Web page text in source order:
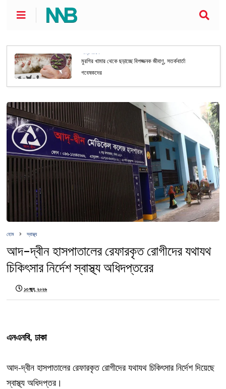
মুরগির খামার থেকে ছড়াচ্ছে বিপজ্জনক জীবাণু, সতর্কবার্তা
গবেষকদের
হোম স্বাস্থ্য
আদ-দ্বীন হাসপাতালের রেফারকৃত রোগীদের যথাযথ
চিকিৎসার নির্দেশ স্বাস্থ্য অধিদপ্তরের
১৩ জুন, ২০২৬
এনএনবি, ঢাকা
আদ-দ্বীন হাসপাতালের রেফারকৃত রোগীদের যথাযথ চিকিৎসার নির্দেশ দিয়েছে
স্বাস্থ্য অধিদপ্তর।